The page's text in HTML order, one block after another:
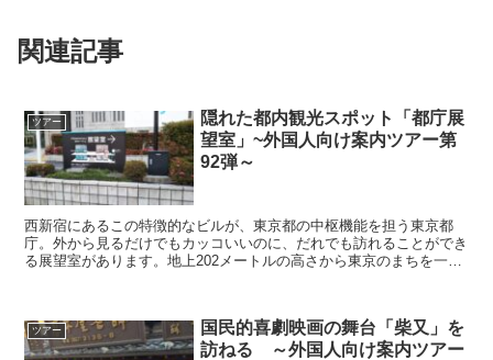
関連記事
ツアー
隠れた都内観光スポット「都庁展
望室」~外国人向け案内ツアー第
92弾～
西新宿にあるこの特徴的なビルが、東京都の中枢機能を担う東京都
庁。外から見るだけでもカッコいいのに、だれでも訪れることができ
る展望室があります。地上202メートルの高さから東京のまちを一望
ツアー
国民的喜劇映画の舞台「柴又」を
訪ねる ～外国人向け案内ツアー